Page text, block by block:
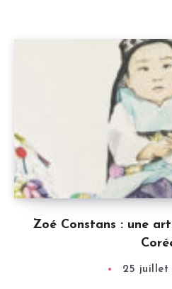
Zoé Constans : une
25 juillet